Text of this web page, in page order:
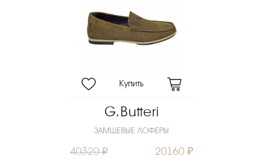
G.Butteri
ЗАМШЕВЫЕ ЛОФЕРЫ
40320 ₽ 20160 ₽